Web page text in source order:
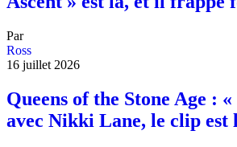
Par
Ross
16 juillet 2026
Queens of the Stone Age :
avec Nikki Lane, le clip est